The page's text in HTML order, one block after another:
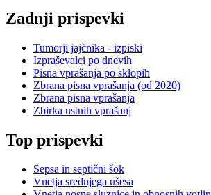
Zadnji prispevki
Tumorji jajčnika - izpiski
Izpraševalci po dnevih
Pisna vprašanja po sklopih
Zbrana pisna vprašanja (od 2020)
Zbrana pisna vprašanja
Zbirka ustnih vprašanj
Top prispevki
Sepsa in septični šok
Vnetja srednjega ušesa